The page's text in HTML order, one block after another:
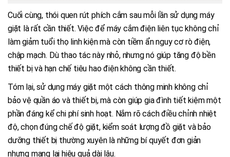
Cuối cùng, thói quen rút phích cắm sau mỗi lần sử dụng máy
giặt là rất cần thiết. Việc để máy cắm điện liên tục không chỉ
làm giảm tuổi thọ linh kiện mà còn tiềm ẩn nguy cơ rò điện,
chập mạch. Dù thao tác này nhỏ, nhưng nó giúp tăng độ bền
thiết bị và hạn chế tiêu hao điện không cần thiết.
Tóm lại, sử dụng máy giặt một cách thông minh không chỉ
bảo vệ quần áo và thiết bị, mà còn giúp gia đình tiết kiệm một
phần đáng kể chi phí sinh hoạt. Nắm rõ cách điều chỉnh nhiệt
độ, chọn đúng chế độ giặt, kiểm soát lượng đồ giặt và bảo
dưỡng thiết bị thường xuyên là những bí quyết đơn giản
nhưng mang lại hiệu quả dài lâu.